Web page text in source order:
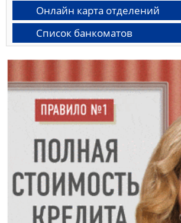
Онлайн карта отделений
Список банкоматов